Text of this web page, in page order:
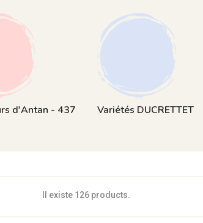
d'Antan - 437 Variétés DUCRETTET
Il existe 126 products.